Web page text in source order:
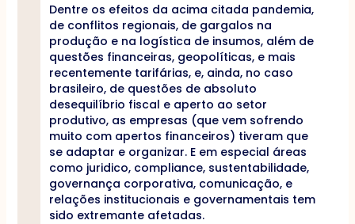
Dentre os efeitos da acima citada pandemia,
de conflitos regionais, de gargalos na
produção e na logística de insumos, além de
questões financeiras, geopolíticas, e mais
recentemente tarifárias, e, ainda, no caso
brasileiro, de questões de absoluto
desequilíbrio fiscal e aperto ao setor
produtivo, as empresas (que vem sofrendo
muito com apertos financeiros) tiveram que
se adaptar e organizar. E em especial áreas
como juridico, compliance, sustentabilidade,
governança corporativa, comunicação, e
relações institucionais e governamentais tem
sido extremante afetadas.